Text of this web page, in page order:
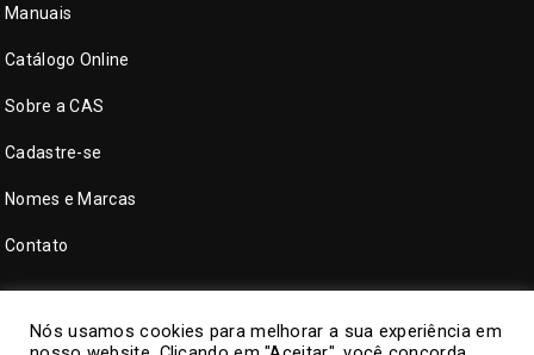
Manuais
Catálogo Online
Sobre a CAS
Cadastre-se
Nomes e Marcas
Contato
Nós usamos cookies para melhorar a sua experiência em